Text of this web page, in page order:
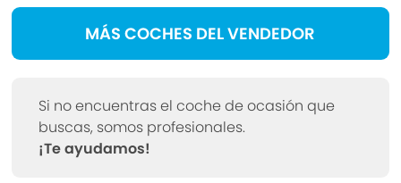
***EQUIPAMIENTO SERIE:***
- Mantenimiento del modelo
- Retrovisor exterior plegable eléctricamente
ambos
- Retrovisor exterior regulable eléctricamente y
calefactable, ambos
MÁS COCHES DEL VENDEDOR
Si no encuentras el coche de ocasión que
buscas, somos profesionales.
¡Te ayudamos!